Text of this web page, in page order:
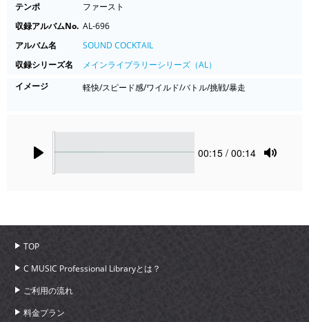
テンポ
ファースト
収録アルバムNo. AL-696
アルバム名
SOUND COCKTAIL
収録シリーズ名
メインライブラリーシリーズ（AL）
イメージ
軽快/スピード感/ワイルド/バトル/挑戦/暴走
Current
00:15 / 00:14
TOP
C MUSIC Professional Libraryとは？
ご利用の流れ
料金プラン